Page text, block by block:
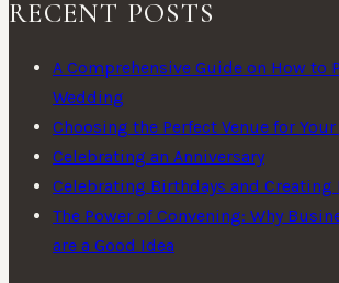
RECENT POSTS
A Comprehensive Guide on How to
Wedding
Choosing the Perfect Venue for
Celebrating an Anniversary
Celebrating Birthdays and
The Power of Convening: Why
are a Good Idea